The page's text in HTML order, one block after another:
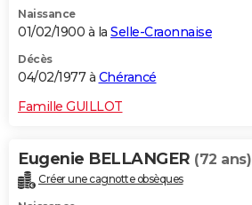
Naissance
01/02/1900 à la Selle-Craonnaise
Décès
04/02/1977 à Chérancé
Famille GUILLOT
Eugenie BELLANGER (72 ans)
Créer une cagnotte obsèques